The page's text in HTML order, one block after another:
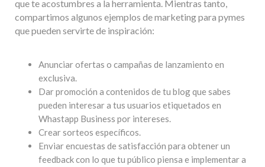
que te acostumbres a la herramienta. Mientras tanto,
compartimos algunos ejemplos de marketing para pymes
que pueden servirte de inspiración:
Anunciar ofertas o campañas de lanzamiento en
exclusiva.
Dar promoción a contenidos de tu blog que sabes
pueden interesar a tus usuarios etiquetados en
Whastapp Business por intereses.
Crear sorteos específicos.
Enviar encuestas de satisfacción para obtener un
feedback con lo que tu público piensa e implementar a